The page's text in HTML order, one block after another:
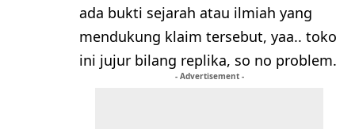
ada bukti sejarah atau ilmiah yang
mendukung klaim tersebut, yaa.. toko
ini jujur bilang replika, so no problem.
- Advertisement -